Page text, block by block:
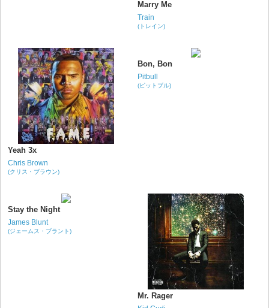
Marry Me
Train
(トレイン)
Yeah 3x
Chris Brown
(クリス・ブラウン)
Bon, Bon
Pitbull
(ピットブル)
Stay the Night
James Blunt
(ジェームス・ブラント)
Mr. Rager